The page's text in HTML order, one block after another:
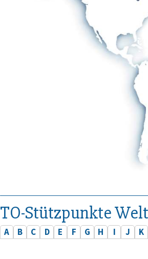
TO-Stützpunkte
A B C D E F G H I J K